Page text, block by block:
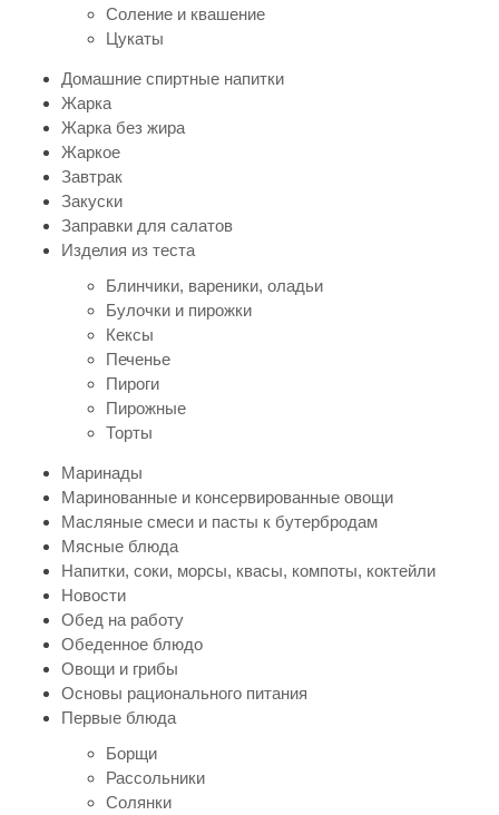
Соление и квашение
Цукаты
Домашние спиртные напитки
Жарка
Жарка без жира
Жаркое
Завтрак
Закуски
Заправки для салатов
Изделия из теста
Блинчики, вареники, оладьи
Булочки и пирожки
Кексы
Печенье
Пироги
Пирожные
Торты
Маринады
Маринованные и консервированные овощи
Масляные смеси и пасты к бутербродам
Мясные блюда
Напитки, соки, морсы, квасы, компоты, коктейли
Новости
Обед на работу
Обеденное блюдо
Овощи и грибы
Основы рационального питания
Первые блюда
Борщи
Рассольники
Солянки